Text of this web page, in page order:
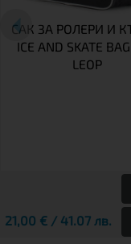
САК ЗА РОЛЕРИ И
ICE AND SKATE
LEOP
21,00 € / 41.07 лв.